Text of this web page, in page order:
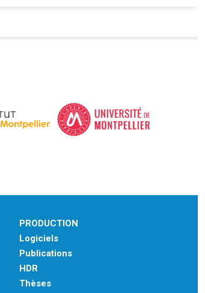
PRODUCTION
Logiciels
Publications
HDR
Thèses